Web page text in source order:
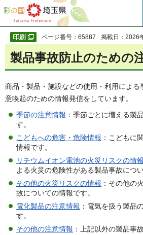
彩の国 埼玉県
ページ番号：65887 掲載日：2026
製品事故防止のための
商品・製品・施設などの使用・利用による
意喚起のための情報発信をしています。
季節の注意情報 ：季節ごとに増える製
す。
こどもへの危害・危険情報 ：こどもに
情報です。
リチウムイオン電池の火災リスクの情報
よる火災の危険性がある製品事故につ
その他の火災リスクの情報 ：その他の
故についての情報です。
電化製品の注意情報 ：電気を扱う製品
す。
その他の注意情報 ：上記以外の製品事